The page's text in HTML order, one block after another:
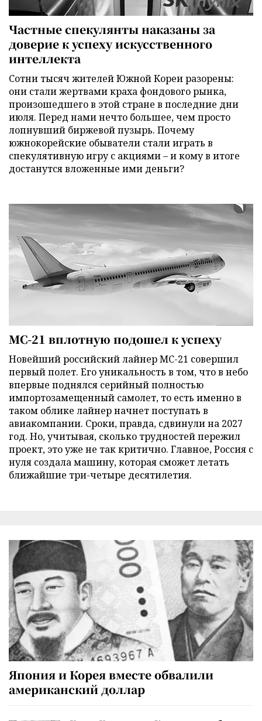
Частные спекулянты наказаны за
доверие к успеху искусственного
интеллекта
Сотни тысяч жителей Южной Кореи разорены:
они стали жертвами краха фондового рынка,
произошедшего в этой стране в последние дни
июля. Перед нами нечто большее, чем просто
лопнувший биржевой пузырь. Почему
южнокорейские обыватели стали играть в
спекулятивную игру с акциями – и кому в итоге
достанутся вложенные ими деньги?
МС-21 вплотную подошел к успеху
Новейший российский лайнер МС-21 совершил
первый полет. Его уникальность в том, что в небо
впервые поднялся серийный полностью
импортозамещенный самолет, то есть именно в
таком облике лайнер начнет поступать в
авиакомпании. Сроки, правда, сдвинули на 2027
год. Но, учитывая, сколько трудностей пережил
проект, это уже не так критично. Главное, Россия с
нуля создала машину, которая сможет летать
ближайшие три-четыре десятилетия.
Япония и Корея вместе обвалили
американский доллар